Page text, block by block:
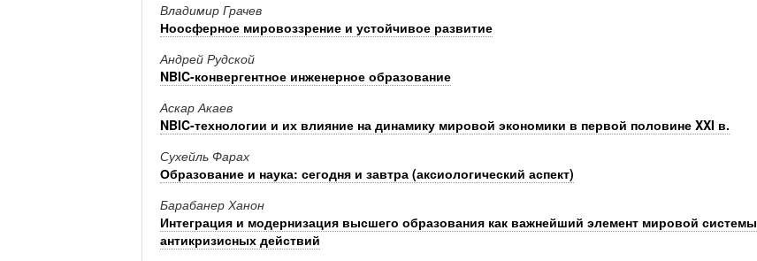
Владимир Грачев
Ноосферное мировоззрение и устойчивое развитие
Андрей Рудской
NBIC-конвергентное инженерное образование
Аскар Акаев
NBIC-технологии и их влияние на динамику мировой экономики в первой половине XXI в.
Сухейль Фарах
Образование и наука: сегодня и завтра (аксиологический аспект)
Барабанер Ханон
Интеграция и модернизация высшего образования как важнейший элемент мировой системы
антикризисных действий